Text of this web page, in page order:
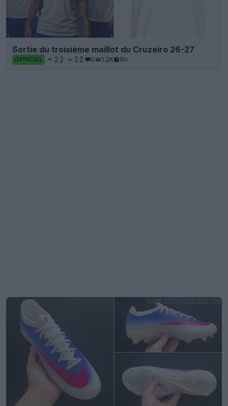
Sortie du troisième maillot du Cruzeiro 26-27
OFFICIEL 22 12 0 1.2K 6h